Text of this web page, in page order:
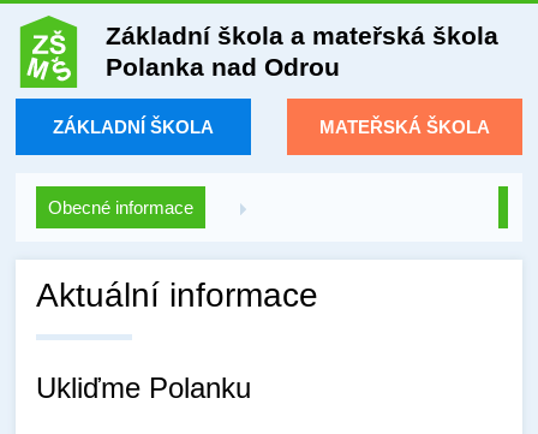
Základní škola a mateřská škola
Polanka nad Odrou
ZÁKLADNÍ ŠKOLA MATEŘSKÁ ŠKOLA
Obecné informace
Aktuální informace
Ukliďme Polanku